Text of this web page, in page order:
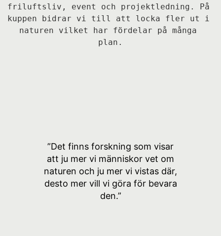
friluftsliv, event och projektledning. På
kuppen bidrar vi till att locka fler ut i
naturen vilket har fördelar på många
plan.
”Det finns forskning som visar
att ju mer vi människor vet om
naturen och ju mer vi vistas där,
desto mer vill vi göra för bevara
den.”